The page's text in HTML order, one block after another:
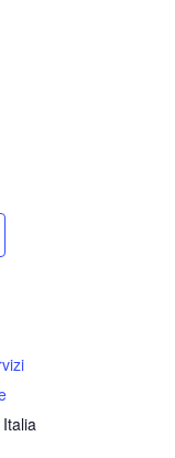
Italia